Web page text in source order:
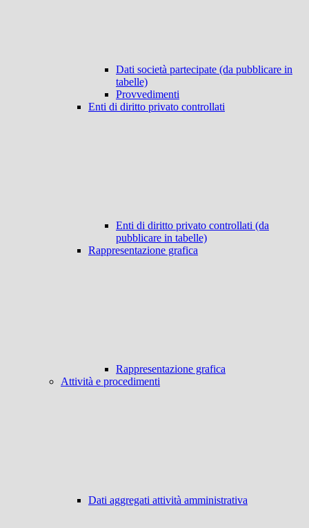
Dati società partecipate (da pubblicare in
tabelle)
Provvedimenti
Enti di diritto privato controllati
Enti di diritto privato controllati (da
pubblicare in tabelle)
Rappresentazione grafica
Rappresentazione grafica
Attività e procedimenti
Dati aggregati attività amministrativa